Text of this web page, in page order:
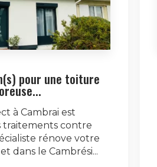
pour une toiture
à Cambrai est
traitements contre
rénove votre
dans le Cambrési...